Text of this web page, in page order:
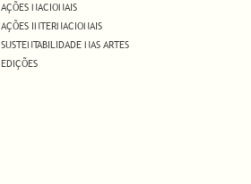
AÇÕES NACIONAIS
AÇÕES INTERNACIONAIS
SUSTENTABILIDADE NAS ARTES
EDIÇÕES